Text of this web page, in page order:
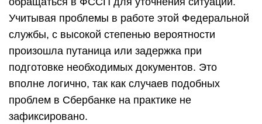
Учитывая проблемы в работе этой Федеральной
службы, с высокой степенью вероятности
произошла путаница или задержка при
подготовке необходимых документов. Это
вполне логично, так как случаев подобных
проблем в Сбербанке на практике не
зафиксировано.